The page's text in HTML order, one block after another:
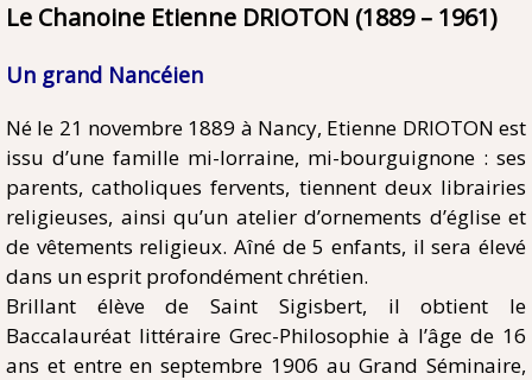
Le Chanoine Etienne DRIOTON (1889 – 1961)
Un grand Nancéien
Né le 21 novembre 1889 à Nancy, Etienne DRIOTON est
issu d’une famille mi-lorraine, mi-bourguignone : ses
parents, catholiques fervents, tiennent deux librairies
religieuses, ainsi qu’un atelier d’ornements d’église et
de vêtements religieux. Aîné de 5 enfants, il sera élevé
dans un esprit profondément chrétien.
Brillant élève de Saint Sigisbert, il obtient le
Baccalauréat littéraire Grec-Philosophie à l’âge de 16
ans et entre en septembre 1906 au Grand Séminaire,